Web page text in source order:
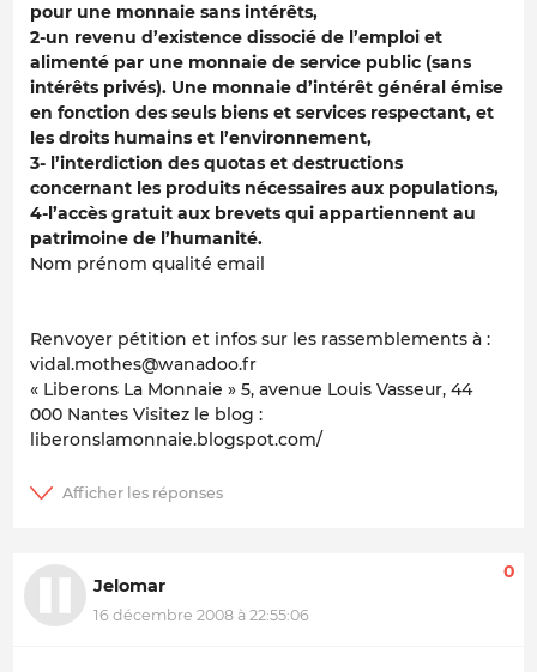
pour une monnaie sans intérêts,
2-un revenu d’existence dissocié de l’emploi et
alimenté par une monnaie de service public (sans
intérêts privés). Une monnaie d’intérêt général émise
en fonction des seuls biens et services respectant, et
les droits humains et l’environnement,
3- l’interdiction des quotas et destructions
concernant les produits nécessaires aux populations,
4-l’accès gratuit aux brevets qui appartiennent au
patrimoine de l’humanité.
Nom prénom qualité email
Renvoyer pétition et infos sur les rassemblements à :
vidal.mothes@wanadoo.fr
« Liberons La Monnaie » 5, avenue Louis Vasseur, 44
000 Nantes Visitez le blog :
liberonslamonnaie.blogspot.com/
Jelomar
16 décembre 2008 à 22:55:06
0